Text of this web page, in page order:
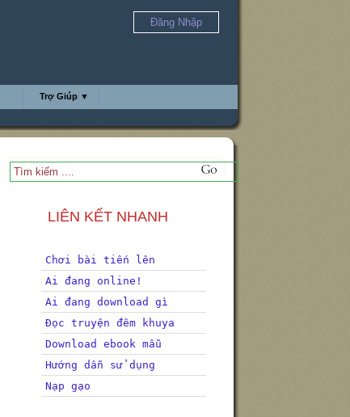
Đăng Nhập
Trợ Giúp ▼
LIÊN KẾT NHANH
Chơi bài tiến lên
Ai đang online!
Ai đang download gì
Đọc truyện đêm khuya
Download ebook mẫu
Hướng dẫn sử dụng
Nạp gạo